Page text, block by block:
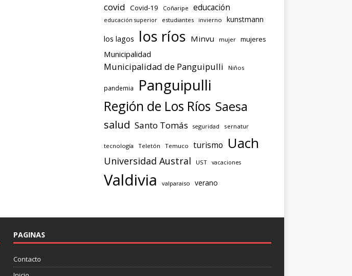
covid Covid-19 Coñaripe educación
educación superior estudiantes invierno kunstmann
los lagos los ríos Minvu mujer mujeres
Municipalidad
Municipalidad de Panguipulli Niños
pandemia Panguipulli
Región de Los Ríos Saesa
salud Santo Tomás seguridad sernatur
tecnología Teletón Temuco turismo Uach
Universidad Austral UST vacaciones
Valdivia valparaiso verano
PAGINAS
Contacto